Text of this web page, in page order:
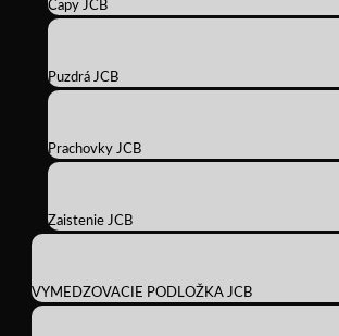
Čapy JCB
Puzdrá JCB
Prachovky JCB
Zaistenie JCB
VYMEDZOVACIE PODLOŽKA JCB